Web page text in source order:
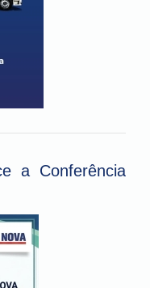
a Conferência